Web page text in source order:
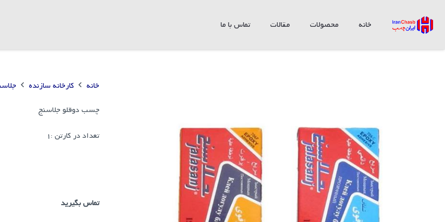
خانه محصولات مقالات تماس با ما
خانه کارخانه سازنده
چسب دوقلو جلاسنج
تعداد در کارتن :1
تماس بگیرید